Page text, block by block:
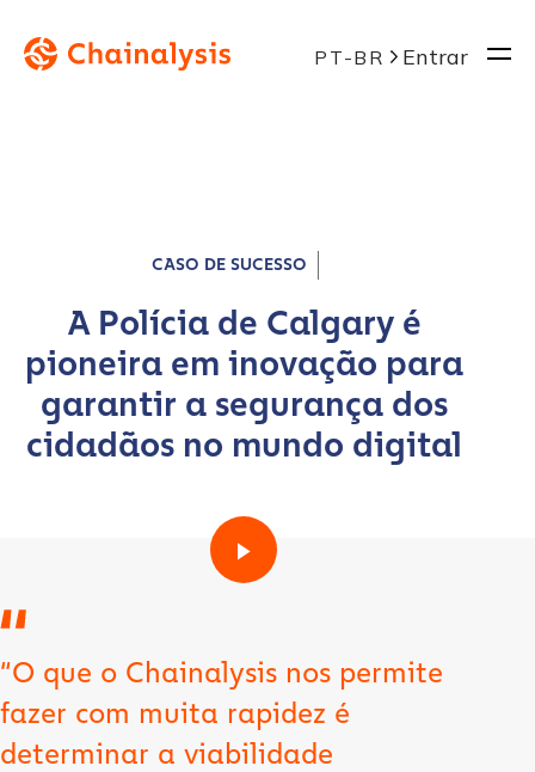
PT-BR Entrar
CASO DE SUCESSO
A Polícia de Calgary é
pioneira em inovação para
garantir a segurança dos
cidadãos no mundo digital
“O que o Chainalysis nos permite
fazer com muita rapidez é
determinar a viabilidade